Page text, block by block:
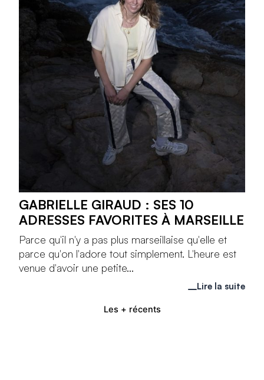
Les + récents
GABRIELLE GIRAUD : SES 10
ADRESSES FAVORITES À MARSEILLE
Parce qu'il n'y a pas plus marseillaise qu'elle et
parce qu'on l'adore tout simplement. L'heure est
venue d'avoir une petite...
Lire la suite